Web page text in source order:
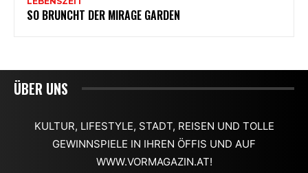
ÜBER UNS
KULTUR, LIFESTYLE, STADT, REISEN UND TOLLE
GEWINNSPIELE IN IHREN ÖFFIS UND AUF
WWW.VORMAGAZIN.AT!